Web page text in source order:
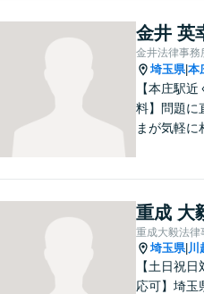
金井 英
金井法律事務
埼玉県|本
【本庄駅
料】問題に
まが気軽に
／休日対応
な立場から
正確に伝え
相談くださ
重成 大
重成大毅法律
埼玉県| 川
【土日祝
応可】埼玉